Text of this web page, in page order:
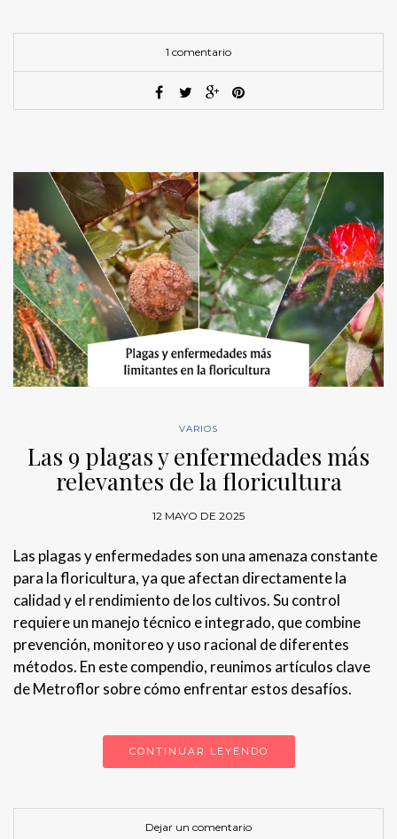
1 comentario
VARIOS
Las 9 plagas y enfermedades más
relevantes de la floricultura
12 MAYO DE 2025
Las plagas y enfermedades son una amenaza constante
para la floricultura, ya que afectan directamente la
calidad y el rendimiento de los cultivos. Su control
requiere un manejo técnico e integrado, que combine
prevención, monitoreo y uso racional de diferentes
métodos. En este compendio, reunimos artículos clave
de Metroflor sobre cómo enfrentar estos desafíos.
CONTINUAR LEYENDO
Dejar un comentario